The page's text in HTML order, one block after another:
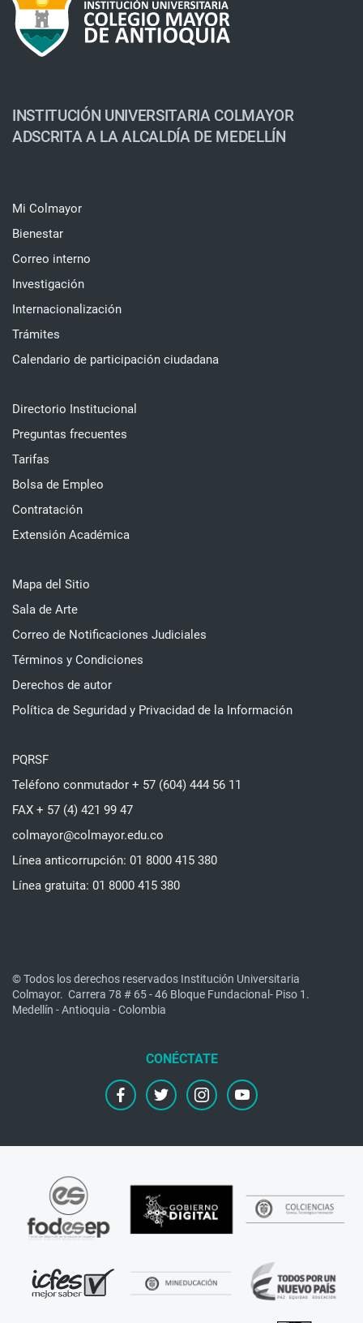
INSTITUCIÓN UNIVERSITARIA COLMAYOR
ADSCRITA A LA ALCALDÍA DE MEDELLÍN
Mi Colmayor
Bienestar
Correo interno
Investigación
Internacionalización
Trámites
Calendario de participación ciudadana
Directorio Institucional
Preguntas frecuentes
Tarifas
Bolsa de Empleo
Contratación
Extensión Académica
Mapa del Sitio
Sala de Arte
Correo de Notificaciones Judiciales
Términos y Condiciones
Derechos de autor
Política de Seguridad y Privacidad de la Información
PQRSF
Teléfono conmutador + 57 (604) 444 56 11
FAX + 57 (4) 421 99 47
colmayor@colmayor.edu.co
Línea anticorrupción: 01 8000 415 380
Línea gratuita: 01 8000 415 380
© Todos los derechos reservados Institución Universitaria
Colmayor. Carrera 78 # 65 - 46 Bloque Fundacional- Piso 1.
Medellín - Antioquia - Colombia
facebooktwitter instagramyoutube